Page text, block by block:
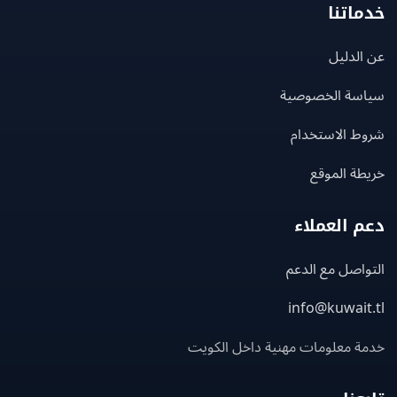
الخصوصية
الاستخدام
الموقع
العملاء
مع الدعم
معلومات مهنية داخل الكويت